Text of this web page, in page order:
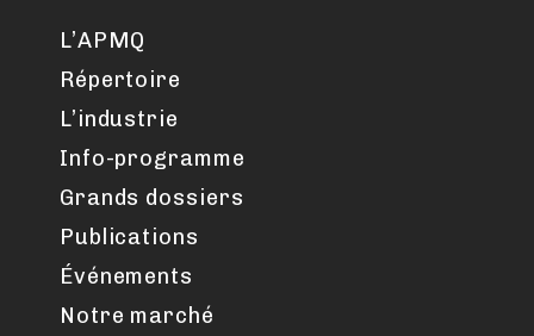
L’APMQ
Répertoire
L’industrie
Info-programme
Grands dossiers
Publications
Événements
Notre marché